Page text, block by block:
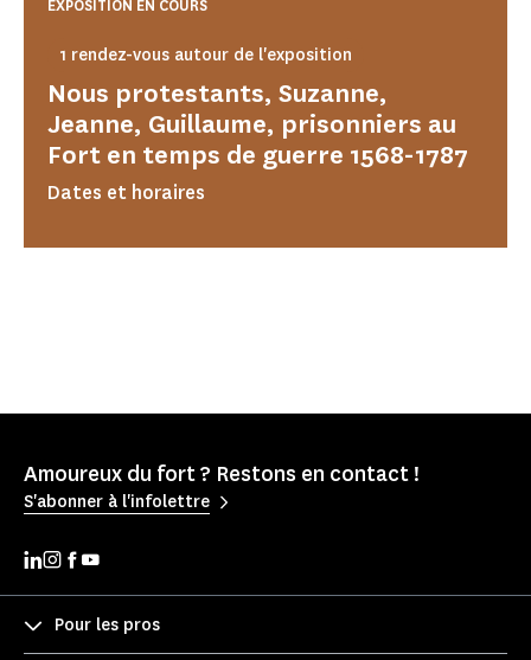
Nous protestants, Suzanne,
Jeanne, Guillaume, prisonniers au
Fort en temps de guerre 1568-1787
1 rendez-vous autour de l'exposition
Dates et horaires
EXPOSITION EN COURS
Amoureux du fort ? Restons en contact !
S'abonner à l'infolettre
Pour les pros